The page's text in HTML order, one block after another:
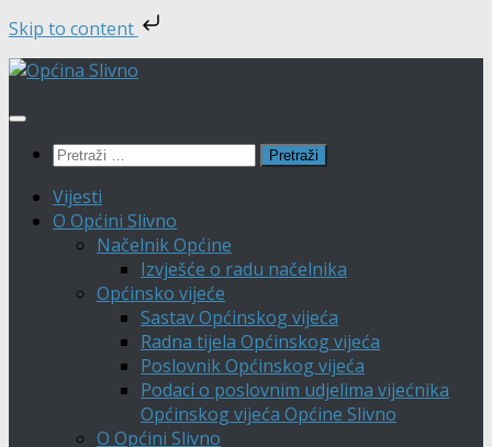
Skip to content
Skip
content
Pretraži:
Vijesti
O Općini Slivno
Načelnik Općine
Izvješće o radu načelnika
Općinsko vijeće
Sastav Općinskog vijeća
Radna tijela Općinskog vijeća
Poslovnik Općinskog vijeća
Podaci o poslovnim udjelima vijećnika
Općinskog vijeća Općine Slivno
O Općini Slivno